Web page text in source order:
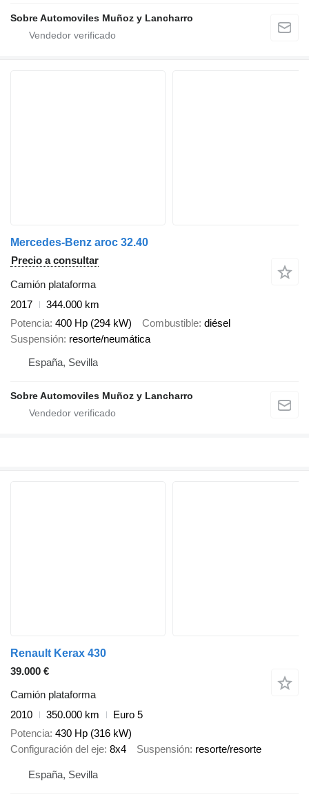
Sobre Automoviles Muñoz y Lancharro
Mercedes-Benz aroc 32.40
Precio a consultar
Camión plataforma
2017
344.000 km
Potencia 400 Hp (294 kW) Combustible diésel
Suspensión resorte/neumática
España, Sevilla
Sobre Automoviles Muñoz y Lancharro
Renault Kerax 430
39.000 €
Camión plataforma
2010
350.000 km
Euro 5
Potencia 430 Hp (316 kW)
Configuración del eje 8x4 Suspensión resorte/resorte
España, Sevilla